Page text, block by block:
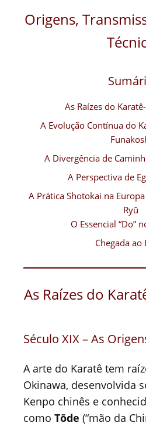
Origens,
As Raízes do
A Evolução Contínua do
A Divergência de
A Perspectiva de
A Prática Shotokai na
Ryū
O Essencial “Do”
Chegada ao
As Raízes do
Século XIX – As
A arte do Karatê tem
Okinawa, desenvolvida
Kenpo chinês e
como Tōde (“mão da